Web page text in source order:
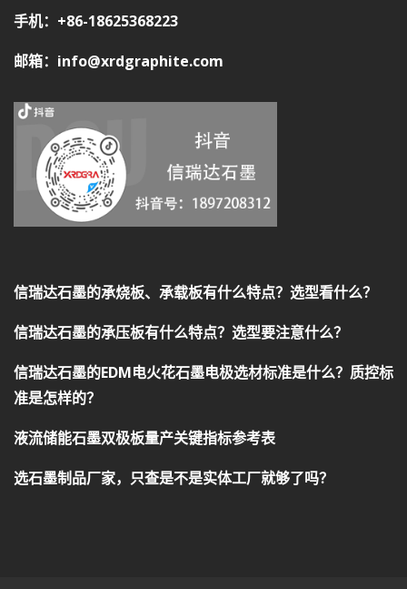
手机：+86-18625368223
邮箱：info@xrdgraphite.com
信瑞达石墨的承烧板、承载板有什么特点？选型看什么？
信瑞达石墨的承压板有什么特点？选型要注意什么？
信瑞达石墨的EDM电火花石墨电极选材标准是什么？质控标
准是怎样的？
液流储能石墨双极板量产关键指标参考表
选石墨制品厂家，只查是不是实体工厂就够了吗？